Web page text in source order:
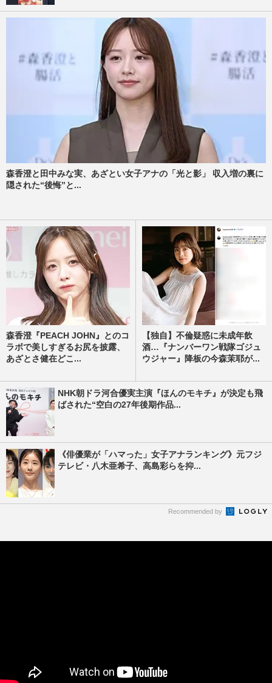
森香澄と田中みな実、あざとい女子アナの「光と影」 収入増の裏に
隠された“後悔”と...
森香澄『PEACH JOHN』とのコ
ラボで美しすぎるお尻を披露、
あざとさ健在どこ...
【独自】不倫疑惑に未成年飲
酒…『ナンバーワン戦隊ゴジュ
ウジャー』降板の今森茉耶が...
NHK朝ドラ河合優実主演『ほんのモキチ』が決定も飛
ばされた“空白の27年後期作品...
《俳優業が「ハマった」女子アナランキング》元フジ
テレビ・八木亜希子、高島彩らを抑...
Recommended by